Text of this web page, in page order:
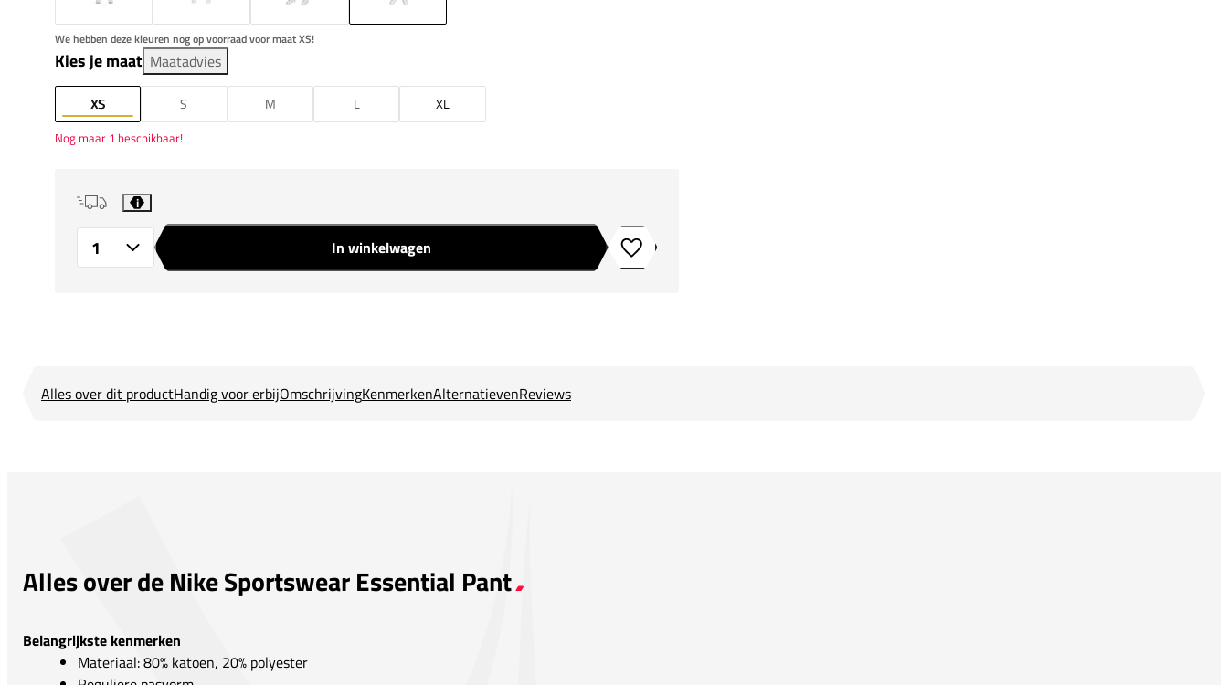
We hebben deze kleuren nog op voorraad voor maat XS!
Kies je maat Maatadvies
XS S M L XL
Nog maar 1 beschikbaar!
i
In winkelwagen Toevoegen aan verlanglijstje
Alles over dit productHandig voor erbijOmschrijvingKenmerkenAlternatievenReviews
Alles over de Nike Sportswear Essential Pant
Belangrijkste kenmerken
Materiaal: 80% katoen, 20% polyester